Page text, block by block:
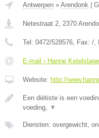
Antwerpen » Arendonk |
Netestraat 2 2370
Tel: 0472/528576 , Fax: /
E-mail › Hanne
Website: http://
Een diëtiste is een
voeding,
▼
Diensten: overgewicht,